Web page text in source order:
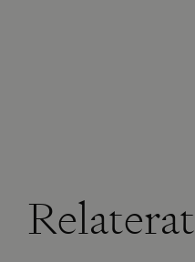
Relaterat